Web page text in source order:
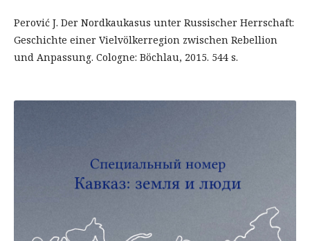
Perović J. Der Nordkaukasus unter Russischer Herrschaft:
Geschichte einer Vielvölkerregion zwischen Rebellion
und Anpassung. Cologne: Böchlau, 2015. 544 s.